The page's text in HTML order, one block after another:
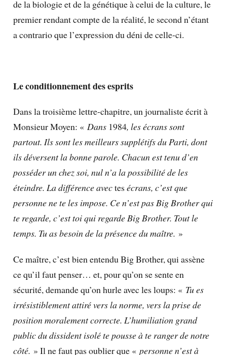
de la biologie et de la génétique à celui de la culture, le
premier rendant compte de la réalité, le second n’étant
a contrario que l’expression du déni de celle-ci.
Le conditionnement des esprits
Dans la troisième lettre-chapitre, un journaliste écrit à
Monsieur Moyen: « Dans 1984, les écrans sont
partout. Ils sont les meilleurs supplétifs du Parti, dont
ils déversent la bonne parole. Chacun est tenu d’en
posséder un chez soi, nul n’a la possibilité de les
éteindre. La différence avectes écrans, c’est que
personne ne te les impose. Ce n’est pas Big Brother qui
te regarde, c’est toi qui regarde Big Brother. Tout le
temps. Tu as besoin de la présence du maître. »
Ce maître, c’est bien entendu Big Brother, qui assène
ce qu’il faut penser… et, pour qu’on se sente en
sécurité, demande qu’on hurle avec les loups: « Tu es
irrésistiblement attiré vers la norme, vers la prise de
position moralement correcte. L’humiliation grand
public du dissident isolé te pousse à te ranger de notre
côté. » Il ne faut pas oublier que « personne n’est à